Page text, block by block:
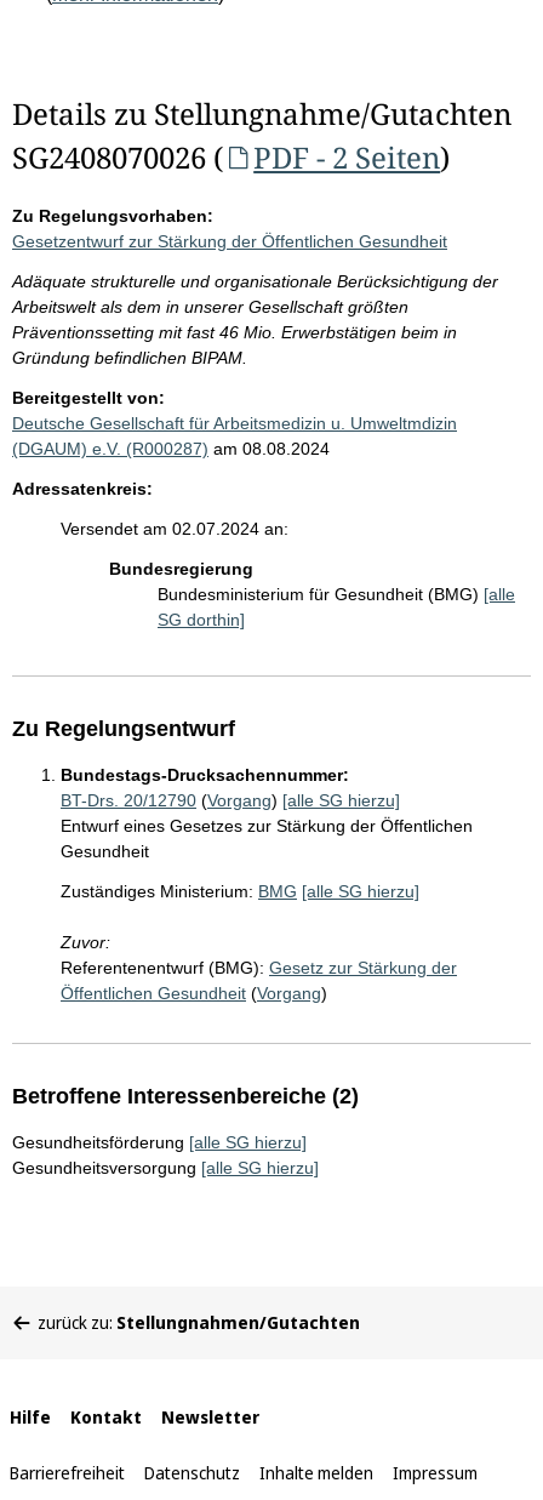
Details zu Stellungnahme/Gutachten
SG2408070026 (
PDF - 2 Seiten)
Zu Regelungsvorhaben:
Gesetzentwurf zur Stärkung der Öffentlichen Gesundheit
Adäquate strukturelle und organisationale Berücksichtigung der
Arbeitswelt als dem in unserer Gesellschaft größten
Präventionssetting mit fast 46 Mio. Erwerbstätigen beim in
Gründung befindlichen BIPAM.
Bereitgestellt von:
Deutsche Gesellschaft für Arbeitsmedizin u. Umweltmdizin
(DGAUM) e.V. (R000287) am 08.08.2024
Adressatenkreis:
Versendet am 02.07.2024 an:
Bundesregierung
Bundesministerium für Gesundheit (BMG) [alle
SG dorthin]
Zu Regelungsentwurf
Bundestags-Drucksachennummer:
BT-Drs. 20/12790 (Vorgang) [alle SG hierzu]
Entwurf eines Gesetzes zur Stärkung der Öffentlichen
Gesundheit
Zuständiges Ministerium: BMG [alle SG hierzu]
Zuvor:
Referentenentwurf (BMG): Gesetz zur Stärkung der
Öffentlichen Gesundheit (Vorgang)
Betroffene Interessenbereiche (2)
Gesundheitsförderung [alle SG hierzu]
Gesundheitsversorgung [alle SG hierzu]
befinden
zurück zu: Stellungnahmen/Gutachten
Interne
Links
Hilfe Kontakt Newsletter
Barrierefreiheit Datenschutz Inhalte melden Impressum